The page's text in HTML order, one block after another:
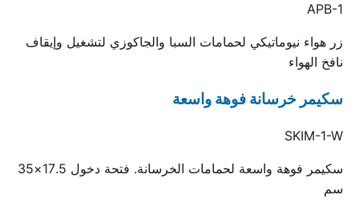
APB-1
زر هواء نيوماتيكي لحمامات السبا والجاكوزي لتشغيل وإيقاف
نافخ الهواء
سكيمر خرسانة فوهة واسعة
SKIM-1-W
سكيمر فوهة واسعة لحمامات الخرسانة. فتحة دخول 17.5×35
سم